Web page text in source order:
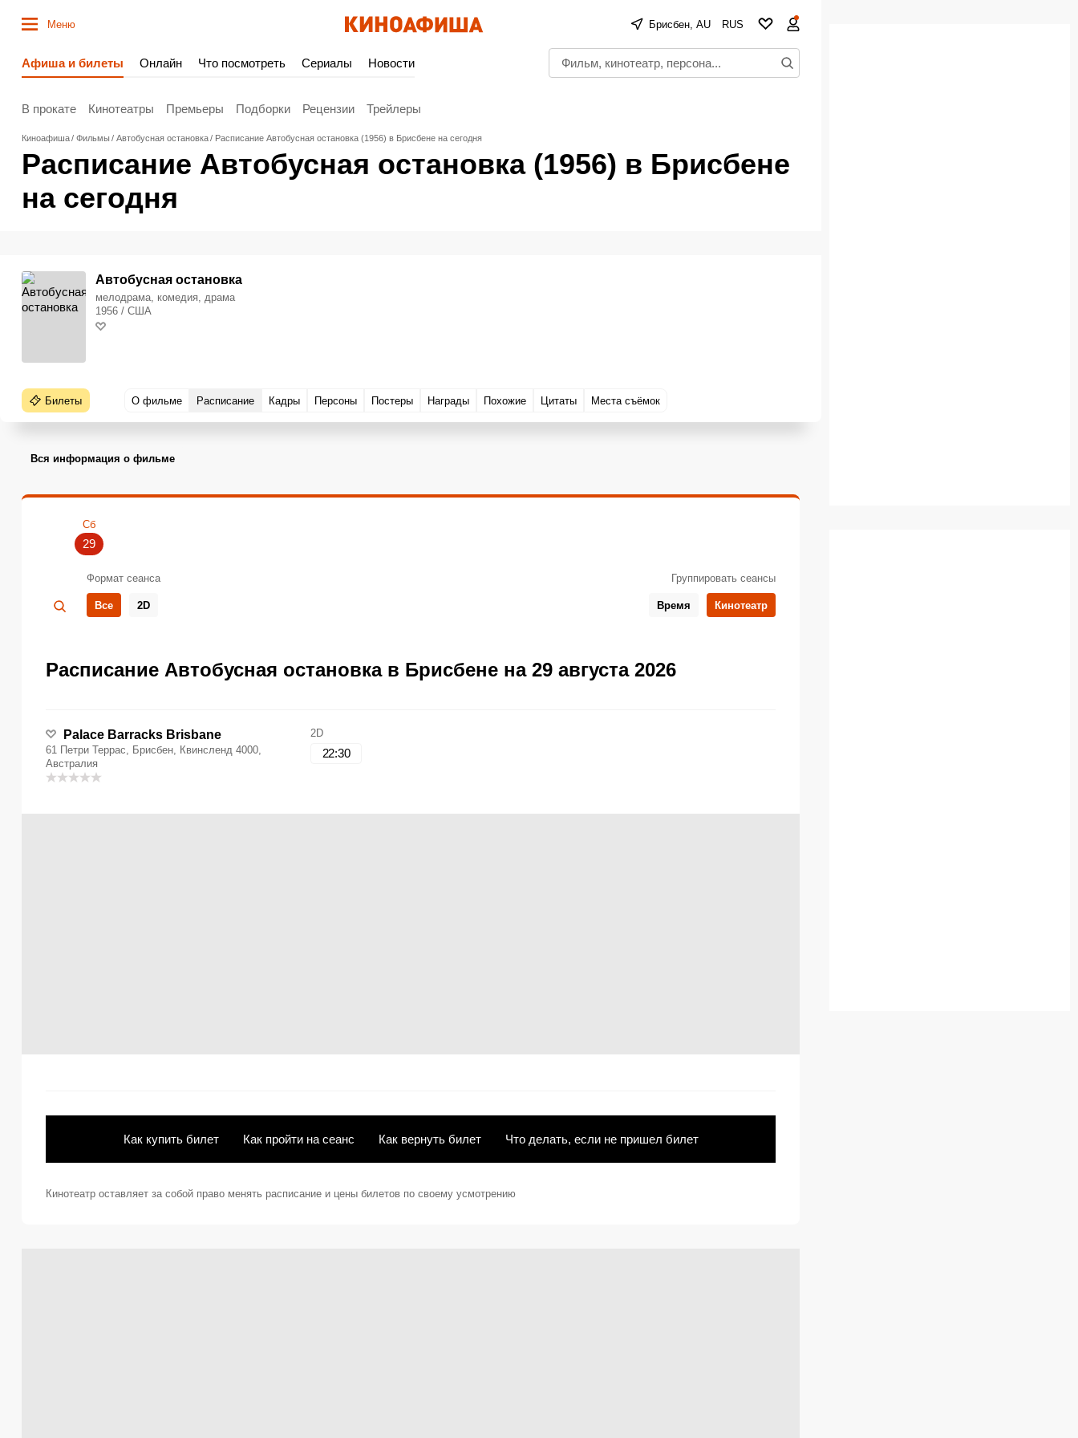
Меню Брисбен, AU RUS
Афиша и билеты Онлайн Что посмотреть Сериалы Новости
В прокате Кинотеатры Премьеры Подборки Рецензии Трейлеры
Киноафиша Фильмы Автобусная остановка Расписание Автобусная остановка (1956) в Брисбене на сегодня
Расписание Автобусная остановка (1956) в Брисбене
на сегодня
Автобусная остановка
мелодрама, комедия, драма
1956 / США
Билеты О фильме Расписание Кадры Персоны Постеры Награды Похожие Цитаты Места съёмок
Вся информация о фильме
Сб
29
Формат сеанса
Все 2D
Группировать сеансы
Время Кинотеатр
Расписание Автобусная остановка в Брисбене на 29 августа 2026
Palace Barracks Brisbane
61 Петри Террас, Брисбен, Квинсленд 4000,
Австралия
2D
22:30
Как купить билет Как пройти на сеанс Как вернуть билет Что делать, если не пришел билет
Кинотеатр оставляет за собой право менять расписание и цены билетов по своему усмотрению